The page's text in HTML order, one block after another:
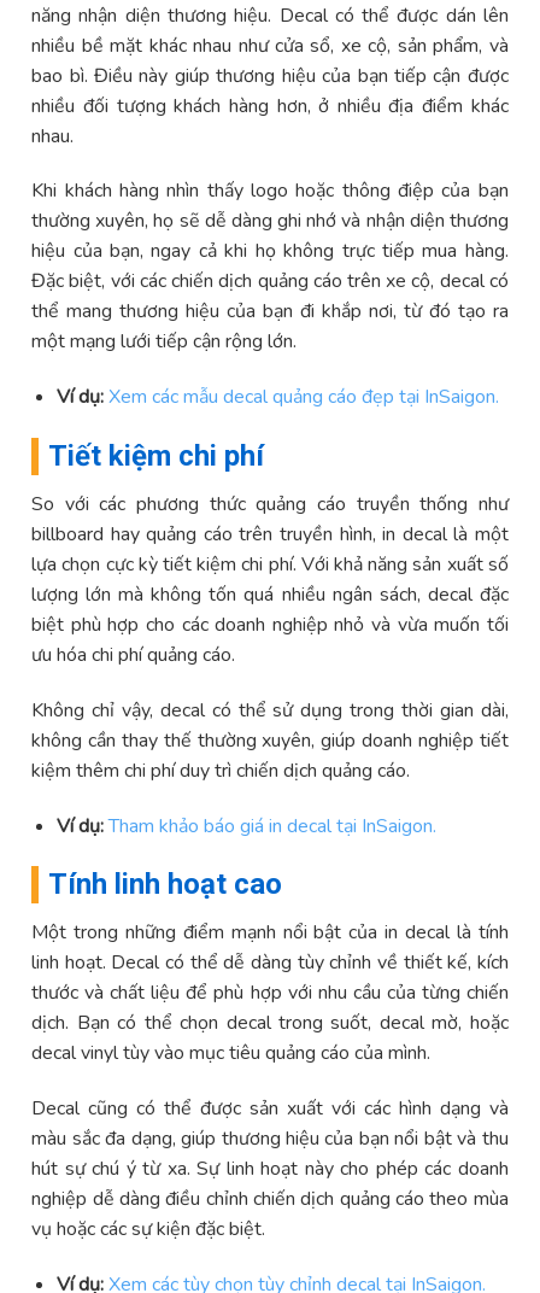
năng nhận diện thương hiệu. Decal có thể được dán lên
nhiều bề mặt khác nhau như cửa sổ, xe cộ, sản phẩm, và
bao bì. Điều này giúp thương hiệu của bạn tiếp cận được
nhiều đối tượng khách hàng hơn, ở nhiều địa điểm khác
nhau.
Khi khách hàng nhìn thấy logo hoặc thông điệp của bạn
thường xuyên, họ sẽ dễ dàng ghi nhớ và nhận diện thương
hiệu của bạn, ngay cả khi họ không trực tiếp mua hàng.
Đặc biệt, với các chiến dịch quảng cáo trên xe cộ, decal có
thể mang thương hiệu của bạn đi khắp nơi, từ đó tạo ra
một mạng lưới tiếp cận rộng lớn.
Ví dụ:Xem các mẫu decal quảng cáo đẹp tại InSaigon.
Tiết kiệm chi phí
So với các phương thức quảng cáo truyền thống như
billboard hay quảng cáo trên truyền hình, in decal là một
lựa chọn cực kỳ tiết kiệm chi phí. Với khả năng sản xuất số
lượng lớn mà không tốn quá nhiều ngân sách, decal đặc
biệt phù hợp cho các doanh nghiệp nhỏ và vừa muốn tối
ưu hóa chi phí quảng cáo.
Không chỉ vậy, decal có thể sử dụng trong thời gian dài,
không cần thay thế thường xuyên, giúp doanh nghiệp tiết
kiệm thêm chi phí duy trì chiến dịch quảng cáo.
Ví dụ:Tham khảo báo giá in decal tại InSaigon.
Tính linh hoạt cao
Một trong những điểm mạnh nổi bật của in decal là tính
linh hoạt. Decal có thể dễ dàng tùy chỉnh về thiết kế, kích
thước và chất liệu để phù hợp với nhu cầu của từng chiến
dịch. Bạn có thể chọn decal trong suốt, decal mờ, hoặc
decal vinyl tùy vào mục tiêu quảng cáo của mình.
Decal cũng có thể được sản xuất với các hình dạng và
màu sắc đa dạng, giúp thương hiệu của bạn nổi bật và thu
hút sự chú ý từ xa. Sự linh hoạt này cho phép các doanh
nghiệp dễ dàng điều chỉnh chiến dịch quảng cáo theo mùa
vụ hoặc các sự kiện đặc biệt.
Ví dụ:Xem các tùy chọn tùy chỉnh decal tại InSaigon.